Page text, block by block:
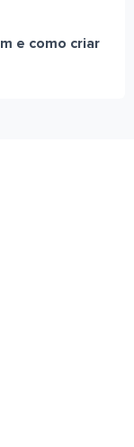
e como criar